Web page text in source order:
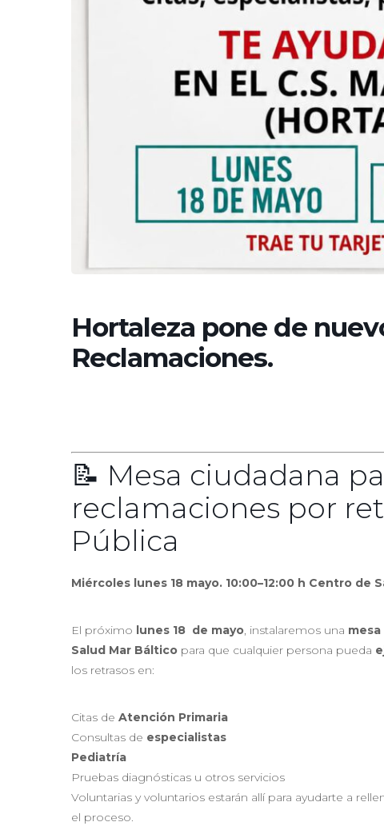
Hortaleza pone de
Reclamaciones.
📝 Mesa ciudadana
reclamaciones por
Pública
Miércoles lunes 18 mayo. 10:00–12:00 h Centro de
El próximo lunes 18 de mayo , instalaremos una
Salud Mar Báltico para que cualquier persona pueda
los retrasos en:
Citas de Atención Primaria
Consultas de especialistas
Pediatría
Pruebas diagnósticas u otros servicios
Voluntarias y voluntarios estarán allí para ayudarte a
el proceso.